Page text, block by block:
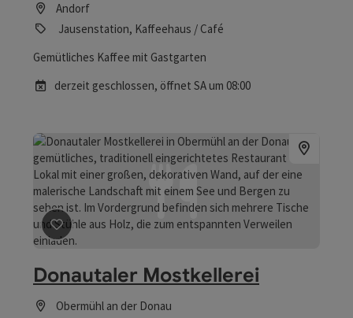
Andorf
Jausenstation, Kaffeehaus / Café
Gemütliches Kaffee mit Gastgarten
derzeit geschlossen, öffnet SA um 08:00
Beitrag merken
Donautaler Mostkellerei
Obermühl an der Donau